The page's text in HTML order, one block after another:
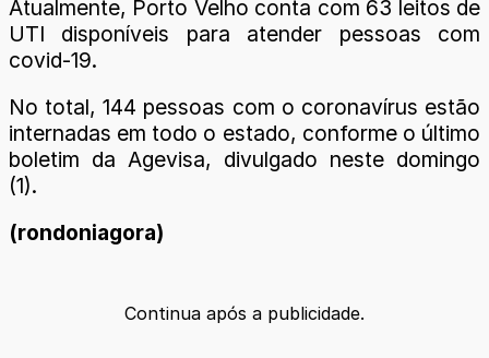
Atualmente, Porto Velho conta com 63 leitos de
UTI disponíveis para atender pessoas com
covid-19.
No total, 144 pessoas com o coronavírus estão
internadas em todo o estado, conforme o último
boletim da Agevisa, divulgado neste domingo
(1).
(rondoniagora)
Continua após a publicidade.